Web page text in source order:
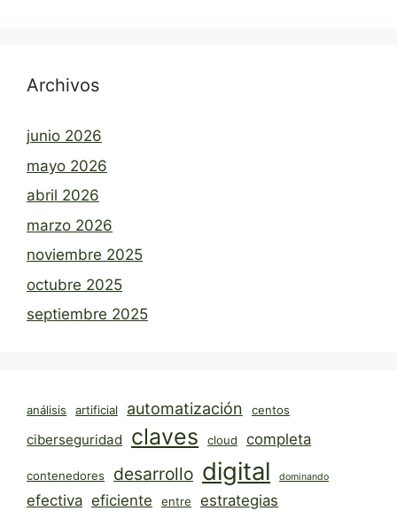
Archivos
junio 2026
mayo 2026
abril 2026
marzo 2026
noviembre 2025
octubre 2025
septiembre 2025
análisis artificial automatización centos
ciberseguridad claves cloud completa
contenedores desarrollo digital dominando
efectiva eficiente entre estrategias